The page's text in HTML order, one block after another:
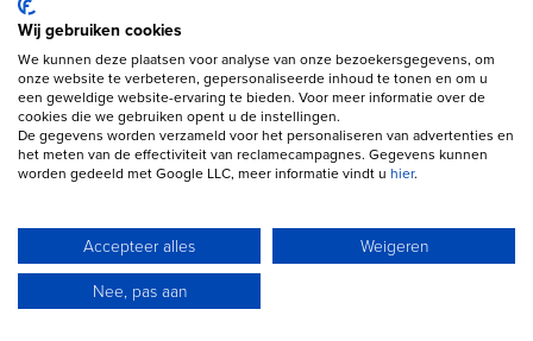
interieur, uitgebreidere veiligheidssystemen en
efficiëntere aandrijflijnen. Modellen vanaf 2020
bieden momenteel een aantrekkelijke balans
tussen technologie, luxe en afschrijving.
Aankooptips voor een
Wij gebruiken cookies
We kunnen deze plaatsen voor analyse van onze bezoekersgegevens, om
onze website te verbeteren, gepersonaliseerde inhoud te tonen en om u
een geweldige website-ervaring te bieden. Voor meer informatie over de
cookies die we gebruiken opent u de instellingen.
De gegevens worden verzameld voor het personaliseren van advertenties en
het meten van de effectiviteit van reclamecampagnes. Gegevens kunnen
worden gedeeld met Google LLC, meer informatie vindt u hier.
Accepteer alles
Weigeren
Nee, pas aan